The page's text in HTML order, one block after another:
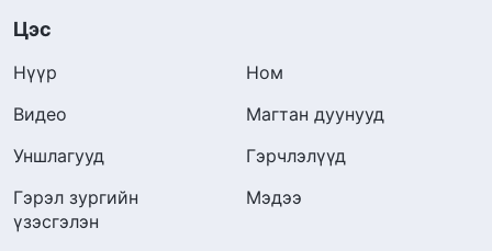
Цэс
Нүүр
Ном
Видео
Магтан дуунууд
Уншлагууд
Гэрчлэлүүд
Гэрэл зургийн
үзэсгэлэн
Мэдээ